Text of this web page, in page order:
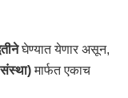
घेण्यात येणार असून,
संस्था)मार्फत एकाच